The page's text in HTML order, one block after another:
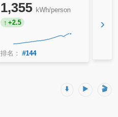
1,355 kWh/person
+2.5
排名： #144
›
⬇️ ▶️ 🎬